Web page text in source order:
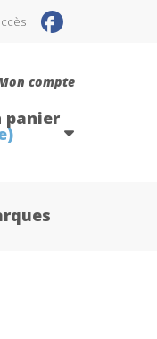
compte
panier